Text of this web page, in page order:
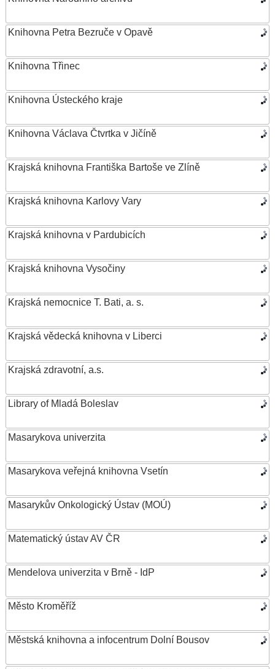
Knihovna Petra Bezruče v Opavě
Knihovna Třinec
Knihovna Ústeckého kraje
Knihovna Václava Čtvrtka v Jičíně
Krajská knihovna Františka Bartoše ve Zlíně
Krajská knihovna Karlovy Vary
Krajská knihovna v Pardubicích
Krajská knihovna Vysočiny
Krajská nemocnice T. Bati, a. s.
Krajská vědecká knihovna v Liberci
Krajská zdravotní, a.s.
Library of Mladá Boleslav
Masarykova univerzita
Masarykova veřejná knihovna Vsetín
Masarykův Onkologický Ústav (MOÚ)
Matematický ústav AV ČR
Mendelova univerzita v Brně - IdP
Město Kroměříž
Městská knihovna a infocentrum Dolní Bousov